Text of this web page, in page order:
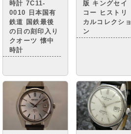
時計 7C11-
0010 日本国有
鉄道 国鉄最後
の日の刻印入り
クオーツ 懐中
時計
版 キングセイ
コー ヒストリ
カルコレクショ
ン